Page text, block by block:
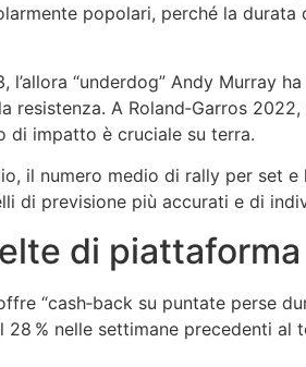
popolari, perché la
“underdog” Andy Murray
A Roland‑Garros
di impatto è cruciale su terra.
il numero medio di rally per set
di previsione più accurati e di
di
“cash‑back su puntate perse
% nelle settimane precedenti